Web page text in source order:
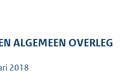
ALGEMEEN OVERLEG
2018